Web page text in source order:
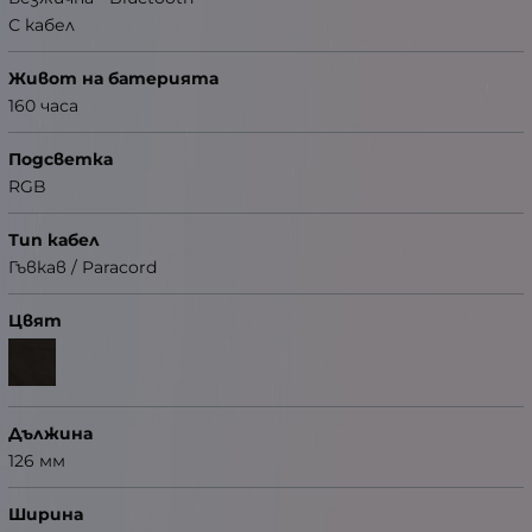
С кабел
Живот на батерията
160 часа
Подсветка
RGB
Тип кабел
Гъвкав / Paracord
Цвят
Дължина
126 мм
Ширина